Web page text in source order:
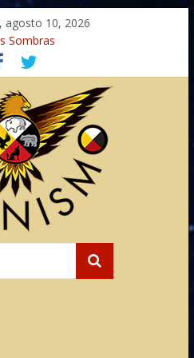
agosto 10, 2026
Sombras
A Jornada do Espírito Ancestral
Espiritual – Crescimento
Cura